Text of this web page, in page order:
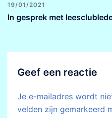
19/01/2021
In gesprek met
Geef een reactie
Je e-mailadres wordt
velden zijn gemarkeerd